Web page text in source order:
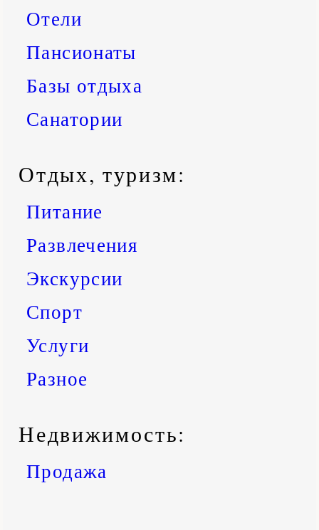
Отели
Пансионаты
Базы отдыха
Санатории
Отдых, туризм:
Питание
Развлечения
Экскурсии
Спорт
Услуги
Разное
Недвижимость:
Продажа